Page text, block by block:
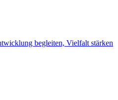
begleiten, Vielfalt stärken